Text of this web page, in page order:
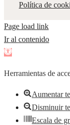
Política de
Page load link
Ir al contenido
Abrir
de
herramientas
Herramientas de
Aumentar
Disminuir
Escala de